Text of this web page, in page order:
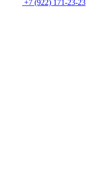
+7 (922) 171-23-23